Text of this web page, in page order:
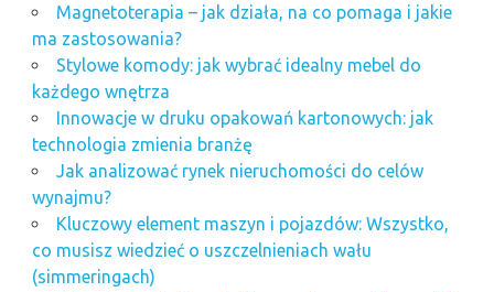
Magnetoterapia – jak działa, na co pomaga i jakie
ma zastosowania?
Stylowe komody: jak wybrać idealny mebel do
każdego wnętrza
Innowacje w druku opakowań kartonowych: jak
technologia zmienia branżę
Jak analizować rynek nieruchomości do celów
wynajmu?
Kluczowy element maszyn i pojazdów: Wszystko,
co musisz wiedzieć o uszczelnieniach wału
(simmeringach)